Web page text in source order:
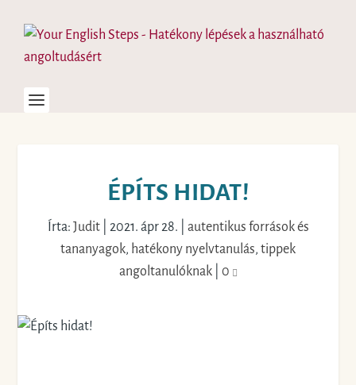
ÉPÍTS HIDAT!
Írta: Judit| 2021. ápr 28.
autentikus források és
tananyagok, hatékony nyelvtanulás, tippek
angoltanulóknak| 0